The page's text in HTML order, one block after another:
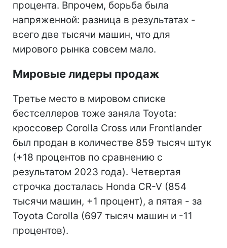
процента. Впрочем, борьба была
напряженной: разница в результатах -
всего две тысячи машин, что для
мирового рынка совсем мало.
Мировые лидеры продаж
Третье место в мировом списке
бестселлеров тоже заняла Toyota:
кроссовер Corolla Cross или Frontlander
был продан в количестве 859 тысяч штук
(+18 процентов по сравнению с
результатом 2023 года). Четвертая
строчка досталась Honda CR-V (854
тысячи машин, +1 процент), а пятая - за
Toyota Corolla (697 тысяч машин и -11
процентов).